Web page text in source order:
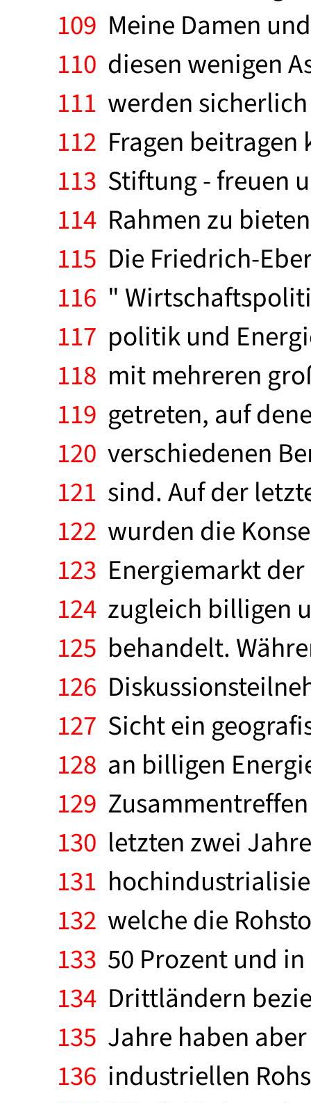
109 Meine Damen
110 diesen wenigen
111 werden
112 Fragen
113 Stiftung - freuen
114 Rahmen zu
115 Die Friedrich-
116 "
117 politik und
118 mit mehreren
119 getreten, auf
120 verschiedenen
121 sind. Auf der
122 wurden die
123 Energiemarkt
124 zugleich billigen
125 behandelt.
126
127 Sicht ein
128 an billigen
129
130 letzten zwei
131
132 welche die
133 50 Prozent und
134 Drittländern
135 Jahre haben
136 industriellen